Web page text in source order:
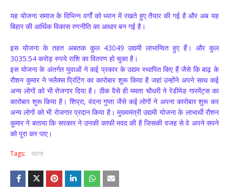
यह योजना समाज के विभिन्न वर्गों को ध्यान में रखते हुए तैयार की गई है और अब यह
बिहार की आर्थिक विकास रणनीति का आधार बन गई है।
इस योजना के तहत अबतक कुल 43049 उद्यमी लाभान्वित हुए हैं। और कुल
3035.54 करोड़ रुपये राशि का वितरण हो चुका है।
इस योजना के अंतर्गत युवाओं ने कई प्रकार के उद्यम स्थापित किए हैं जैसे कि बाढ़ के
रौशन कुमार ने फ्लैक्स प्रिंटिंग का कारोबार शुरू किया है जहां उन्होंने अपने साथ कई
अन्य लोगों को भी रोजगार दिया है। ठीक वैसे ही ममता चौधरी ने रेडीमेड गारमेंट्स का
कारोबार शुरू किया है। शिप्रा, वंदना गुप्ता जैसे कई लोगों ने अपना कारोबार शुरू कर
अन्य लोगों को भी रोजगार प्रदान किया है। मुख्यमंत्री उद्यमी योजना के लाभार्थी रौशन
कुमार ने बताया कि सरकार ने उनकी काफी मदद की है जिसकी वजह से वे अपने सपने
को पूरा कर पाए।
Tags: पटना